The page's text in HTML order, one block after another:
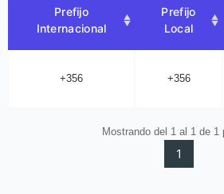
Prefijo
Internacional
Prefijo
Local
+356 +356
Mostrando del 1 al 1 de 1
1